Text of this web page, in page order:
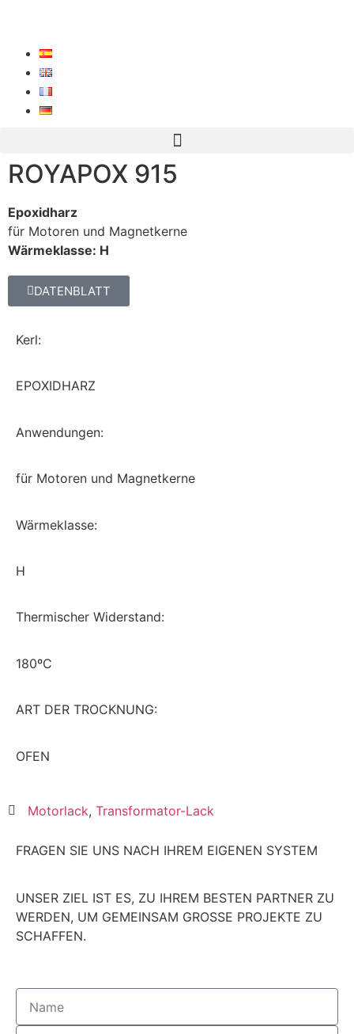
ROYAPOX 915
Epoxidharz
für Motoren und Magnetkerne
Wärmeklasse: H
DATENBLATT
Kerl:
EPOXIDHARZ
Anwendungen:
für Motoren und Magnetkerne
Wärmeklasse:
H
Thermischer Widerstand:
180ºC
ART DER TROCKNUNG:
OFEN
Motorlack, Transformator-Lack
FRAGEN SIE UNS NACH IHREM EIGENEN SYSTEM
UNSER ZIEL IST ES, ZU IHREM BESTEN PARTNER ZU
WERDEN, UM GEMEINSAM GROSSE PROJEKTE ZU
SCHAFFEN.